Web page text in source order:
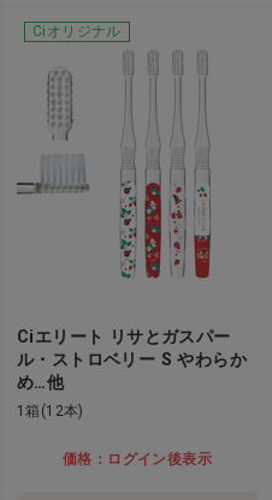
Ciオリジナル
Ciエリート リサとガスパー
ル・ストロベリー S やわらか
め…他
1箱(12本)
価格：ログイン後表示